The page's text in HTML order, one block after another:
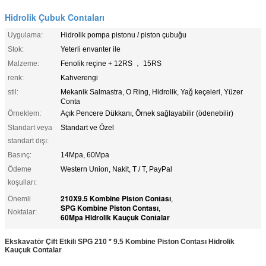
Hidrolik Çubuk Contaları
Uygulama:
Hidrolik pompa pistonu / piston çubuğu
Stok:
Yeterli envanter ile
Malzeme:
Fenolik reçine + 12RS ， 15RS
renk:
Kahverengi
stil:
Mekanik Salmastra, O Ring, Hidrolik, Yağ keçeleri, Yüzer
Conta
Örneklem:
Açık Pencere Dükkanı, Örnek sağlayabilir (ödenebilir)
Standart veya
standart dışı:
Standart ve Özel
Basınç:
14Mpa, 60Mpa
Ödeme
koşulları:
Western Union, Nakit, T / T, PayPal
Önemli
Noktalar:
210X9.5 Kombine Piston Contası,
SPG Kombine Piston Contası,
60Mpa Hidrolik Kauçuk Contalar
Ekskavatör Çift Etkili SPG 210 * 9.5 Kombine Piston Contası Hidrolik
Kauçuk Contalar